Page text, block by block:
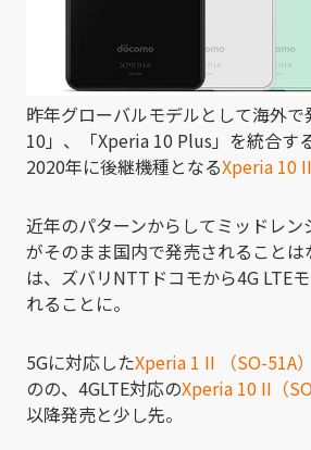
昨年グローバルモデルとして海外
10」、「Xperia 10 Plus」を統合す
2020年に後継機種となるXperia 10 II
近年のパターンからしてミッドレン
がそのまま国内で発売されること
は、ズバリNTTドコモから4G LTE
れることに。
5Gに対応したXperia 1 II （SO-51A）
のの、4GLTE対応のXperia 10 II（
以降発売と少し先。